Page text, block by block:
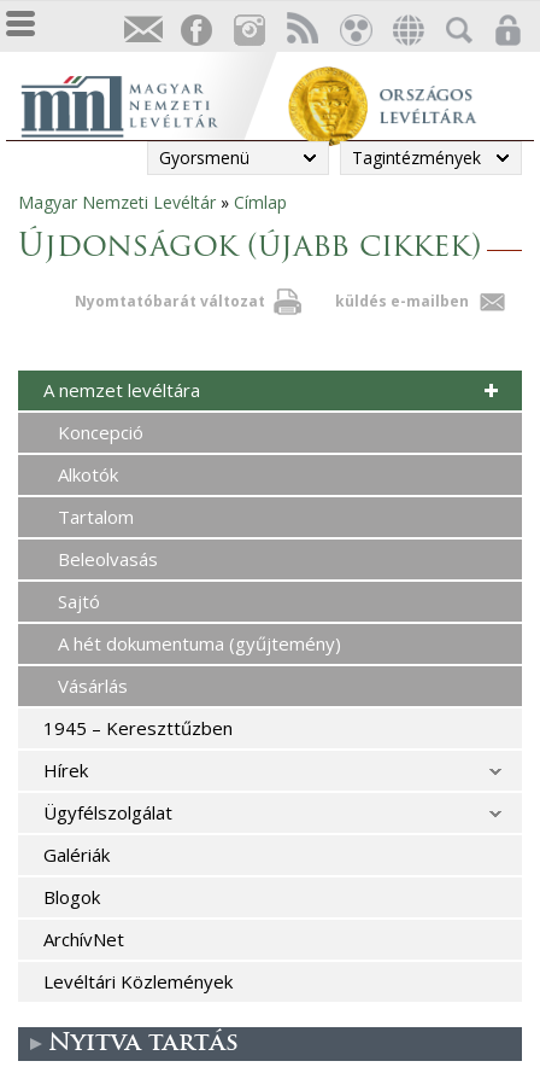
Gyorsmenü Tagintézmények
Jelenlegi
hely
Magyar Nemzeti Levéltár » Címlap
Újdonságok (újabb cikkek)
Nyomtatóbarát változat küldés e-mailben
A nemzet levéltára
Koncepció
Alkotók
Tartalom
Beleolvasás
Sajtó
A hét dokumentuma (gyűjtemény)
Vásárlás
1945 – Kereszttűzben
Hírek
Ügyfélszolgálat
Galériák
Blogok
ArchívNet
Levéltári Közlemények
Nyitva tartás